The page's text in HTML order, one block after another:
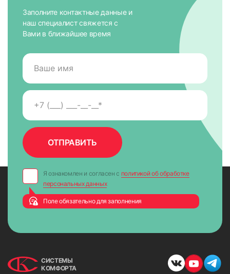
Заполните контактные данные и
наш специалист свяжется с
Вами в ближайшее время
Я ознакомлен и согласен с политикой об обработке
персональных данных
Поле обязательно для заполнения
СИСТЕМЫ
КОМФОРТА